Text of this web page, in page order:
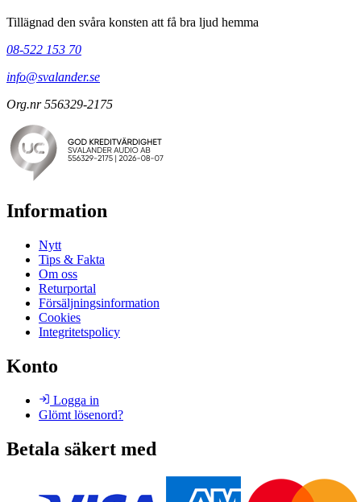
Tillägnad den svåra konsten att få bra ljud hemma
08-522 153 70
info@svalander.se
Org.nr 556329-2175
Information
Nytt
Tips & Fakta
Om oss
Returportal
Försäljningsinformation
Cookies
Integritetspolicy
Konto
Logga in
Glömt lösenord?
Betala säkert med